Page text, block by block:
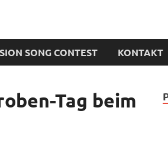
SONG CONTEST KONTAKT
Tag beim